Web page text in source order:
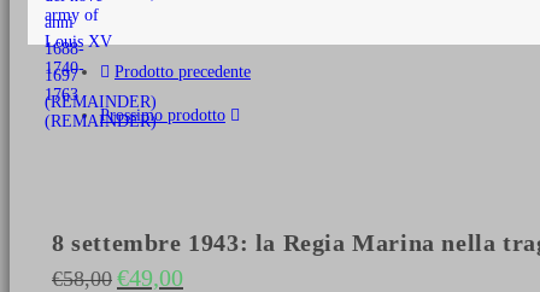
Prodotto precedente
Prossimo prodotto
8 settembre 1943: la Regia Marina nella
€58,00 Il prezzo originale era: €58,00.
€49,00